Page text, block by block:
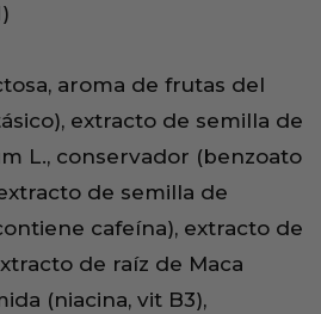
aroma de frutas del
extracto de semilla de
L., conservador (benzoato
de semilla de
cafeína), extracto de
de raíz de Maca
(niacina, vit B3),